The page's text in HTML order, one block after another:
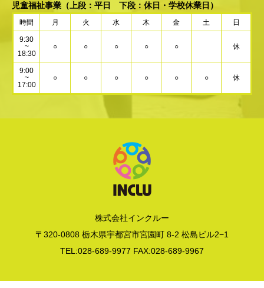
児童福祉事業 （上段：平日 下段：休日・学校休業日）
時間 月 火 水 木 金 土 日
9:30
~
18:30
○ ○ ○ ○ ○ 休
9:00
~
17:00
○ ○ ○ ○ ○ ○ 休
株式会社インクルー
〒320-0808 栃木県宇都宮市宮園町 8-2 松島ビル2−1
TEL:028-689-9977 FAX:028-689-9967